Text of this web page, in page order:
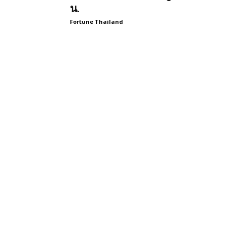
น.
Fortune Thailand